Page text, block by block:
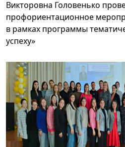
Викторовна Головенько
профориентационное
в рамках программы
успеху»